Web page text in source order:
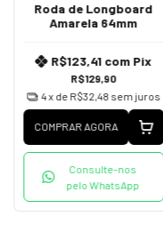
Roda de Longboard
Amarela 64mm
R$129,90
R$123,41 com Pix
4x de R$32,48 sem juros
COMPRAR AGORA
Consulte-nos
pelo WhatsApp